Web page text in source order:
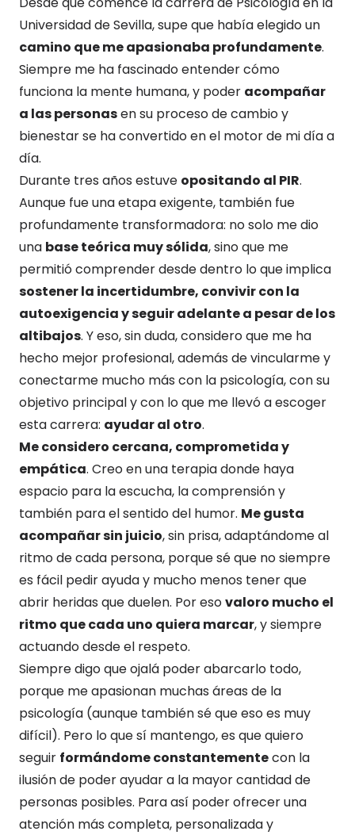
Universidad de Sevilla, supe que había elegido un
camino que me apasionaba profundamente.
Siempre me ha fascinado entender cómo
funciona la mente humana, y poder acompañar
a las personasen su proceso de cambio y
bienestar se ha convertido en el motor de mi día a
día.
Durante tres años estuve opositando al PIR.
Aunque fue una etapa exigente, también fue
profundamente transformadora: no solo me dio
una base teórica muy sólida, sino que me
permitió comprender desde dentro lo que implica
sostener la incertidumbre, convivir con la
autoexigencia y seguir adelante a pesar de los
altibajos. Y eso, sin duda, considero que me ha
hecho mejor profesional, además de vincularme y
conectarme mucho más con la psicología, con su
objetivo principal y con lo que me llevó a escoger
esta carrera: ayudar al otro.
Me considero cercana, comprometida y
empática. Creo en una terapia donde haya
espacio para la escucha, la comprensión y
también para el sentido del humor. Me gusta
acompañar sin juicio, sin prisa, adaptándome al
ritmo de cada persona, porque sé que no siempre
es fácil pedir ayuda y mucho menos tener que
abrir heridas que duelen. Por esovaloro mucho el
ritmo que cada uno quiera marcar, y siempre
actuando desde el respeto.
Siempre digo que ojalá poder abarcarlo todo,
porque me apasionan muchas áreas de la
psicología (aunque también sé que eso es muy
difícil). Pero lo que sí mantengo, es que quiero
seguir formándome constantementecon la
ilusión de poder ayudar a la mayor cantidad de
personas posibles. Para así poder ofrecer una
atención más completa, personalizada y